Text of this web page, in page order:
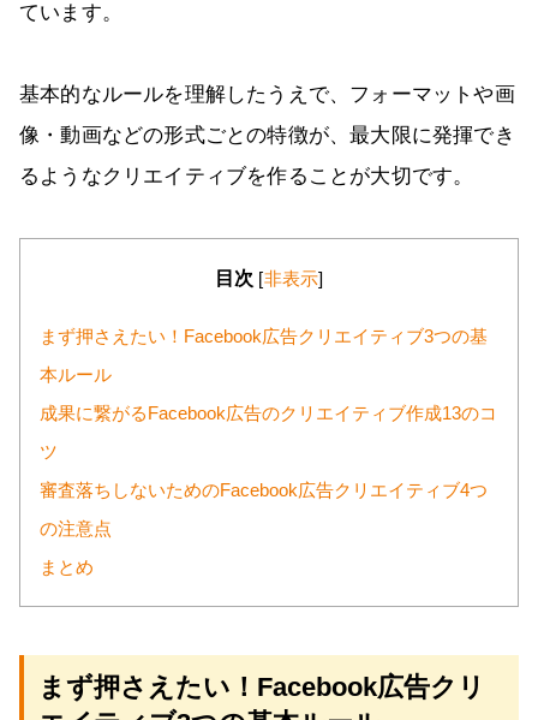
ています。
基本的なルールを理解したうえで、フォーマットや画
像・動画などの形式ごとの特徴が、最大限に発揮でき
るようなクリエイティブを作ることが大切です。
目次 [非表示]
まず押さえたい！Facebook広告クリエイティブ3つの基
本ルール
成果に繋がるFacebook広告のクリエイティブ作成13のコ
ツ
審査落ちしないためのFacebook広告クリエイティブ4つ
の注意点
まとめ
まず押さえたい！Facebook広告クリ